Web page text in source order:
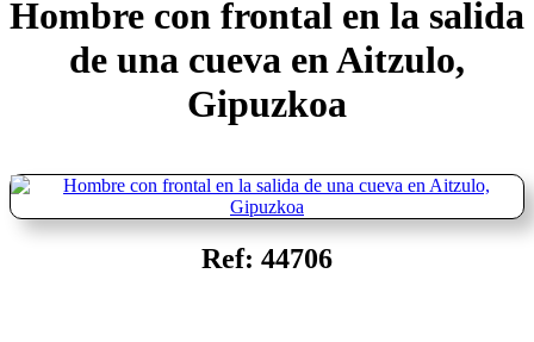
Hombre con frontal en la salida
de una cueva en Aitzulo,
Gipuzkoa
Ref: 44706